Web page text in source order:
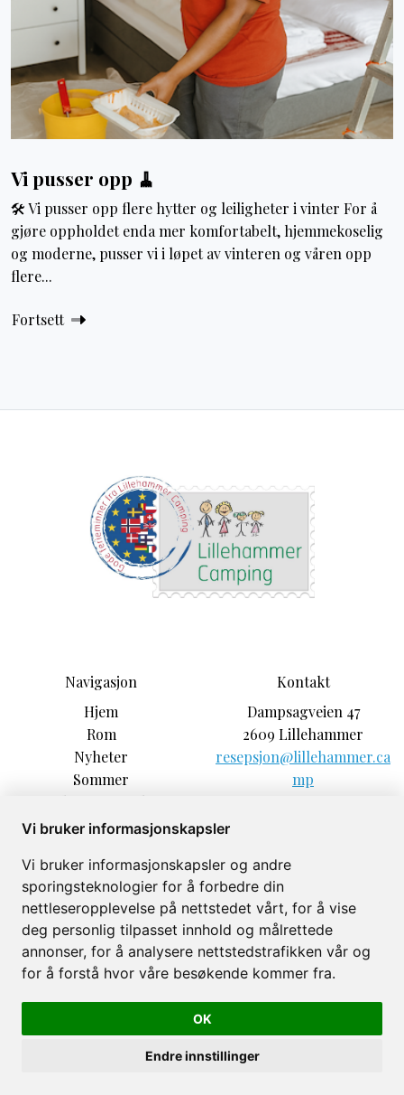
Vi bruker informasjonskapsler
Vi bruker informasjonskapsler og andre
sporingsteknologier for å forbedre din
nettleseropplevelse på nettstedet vårt, for å vise
deg personlig tilpasset innhold og målrettede
annonser, for å analysere nettstedstrafikken vår og
for å forstå hvor våre besøkende kommer fra.
OK
Endre innstillinger
Vi pusser opp 🧹
🛠️ Vi pusser opp flere hytter og leiligheter i vinter For å
gjøre oppholdet enda mer komfortabelt, hjemmekoselig
og moderne, pusser vi i løpet av vinteren og våren opp
flere...
Fortsett
Navigasjon
Hjem
Rom
Nyheter
Sommer
Book campingplass
Praktisk info
Vinter
Om
Galleri
Kontakt
Dampsagveien 47
2609 Lillehammer
resepsjon@lillehammer.ca
mp
Lillehammer Camping © 2026
org 991216790